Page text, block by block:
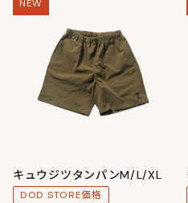
NEW
キュウジツタンパンM/L/XL
DOD STORE価格